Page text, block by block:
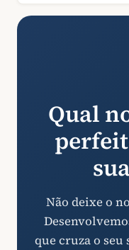
Qual
Não deixe o
que cruza o